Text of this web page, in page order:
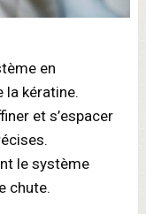
en
la kératine.
et s’espacer
le système
chute.